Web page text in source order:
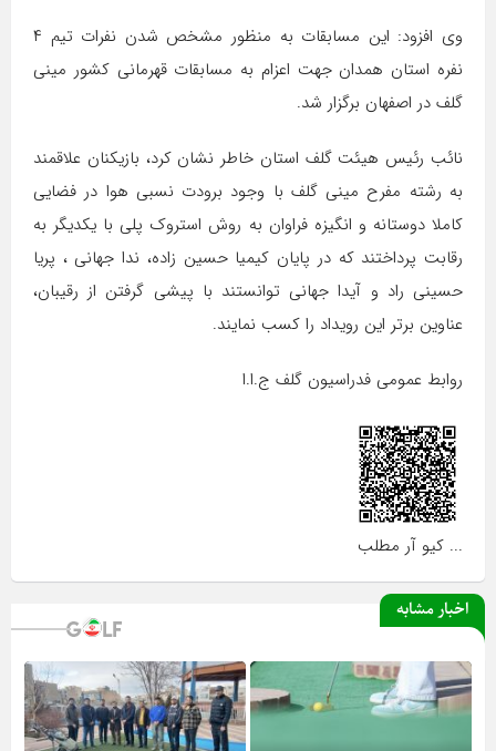
وی افزود: این مسابقات به منظور مشخص شدن نفرات تیم ۴
نفره استان همدان جهت اعزام به مسابقات قهرمانی کشور مینی
گلف در اصفهان برگزار شد.
نائب رئیس هیئت گلف استان خاطر نشان کرد، بازیکنان علاقمند
به رشته مفرح مینی گلف با وجود برودت نسبی هوا در فضایی
کاملا دوستانه و انگیزه فراوان به روش استروک پلی با یکدیگر به
رقابت پرداختند که در پایان کیمیا حسین زاده، ندا جهانی ، پریا
حسینی راد و آیدا جهانی توانستند با پیشی گرفتن از رقیبان،
عناوین برتر این رویداد را کسب نمایند.
روابط عمومی فدراسیون گلف ج.ا.ا
... کیو آر مطلب
اخبار مشابه